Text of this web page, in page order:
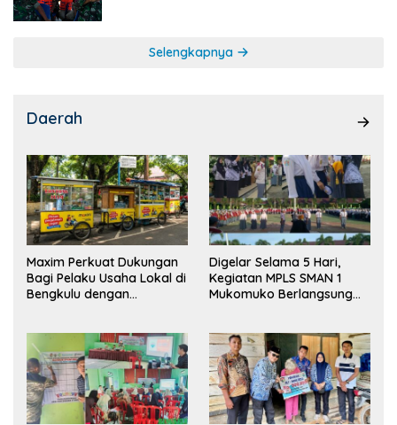
Selengkapnya
Daerah
Maxim Perkuat Dukungan
Bagi Pelaku Usaha Lokal di
Bengkulu dengan
Pasar
Digelar Selama 5 Hari,
Kegiatan MPLS SMAN 1
Mukomuko Berlangsung